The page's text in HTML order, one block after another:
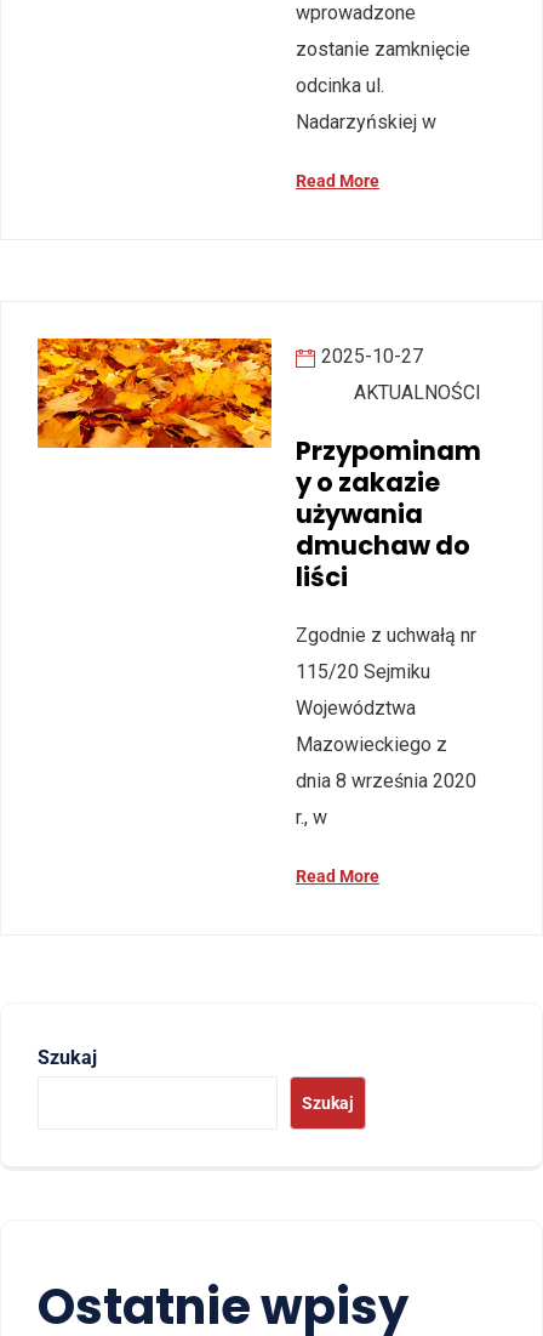
wprowadzone
zostanie zamknięcie
odcinka ul.
Nadarzyńskiej w
Read More
2025-10-27
AKTUALNOŚCI
Przypominam
y o zakazie
używania
dmuchaw do
liści
Zgodnie z uchwałą nr
115/20 Sejmiku
Województwa
Mazowieckiego z
dnia 8 września 2020
r., w
Read More
Szukaj
Szukaj
Ostatnie wpisy